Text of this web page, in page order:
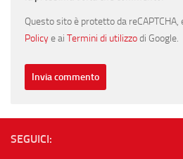
Questo sito è protetto da reCAPTCHA,
Policye ai Termini di utilizzodi Google.
SEGUICI: